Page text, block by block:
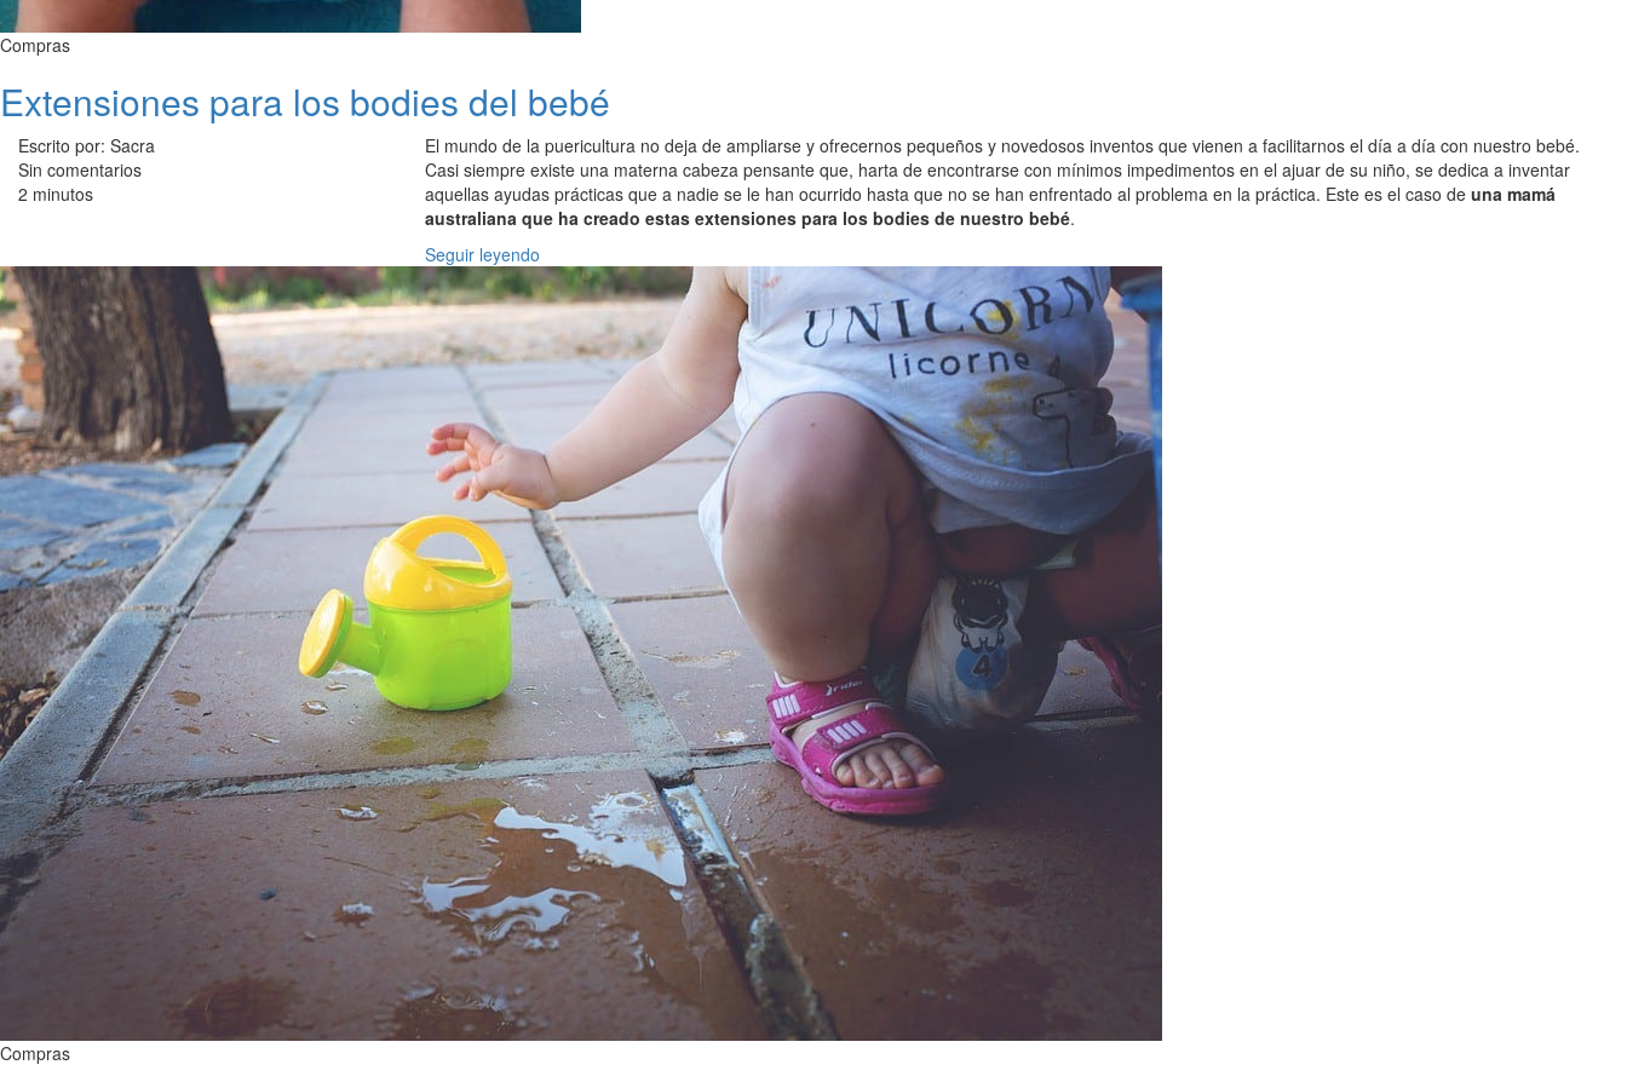
Compras
Extensiones para los bodies del bebé
Escrito por: Sacra
Sin comentarios
2 minutos
El mundo de la puericultura no deja de ampliarse y ofrecernos pequeños y novedosos inventos que vienen a facilitarnos el día a día con nuestro bebé.
Casi siempre existe una materna cabeza pensante que, harta de encontrarse con mínimos impedimentos en el ajuar de su niño, se dedica a inventar
aquellas ayudas prácticas que a nadie se le han ocurrido hasta que no se han enfrentado al problema en la práctica. Este es el caso de una mamá
australiana que ha creado estas extensiones para los bodies de nuestro bebé.
Seguir leyendo
Compras